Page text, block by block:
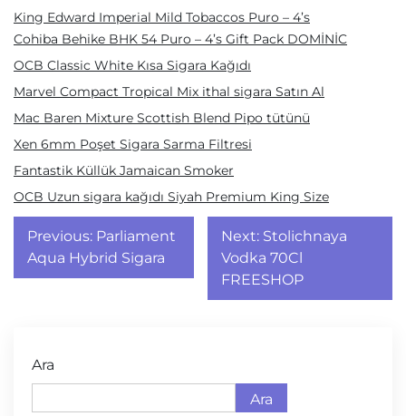
King Edward Imperial Mild Tobaccos Puro – 4’s
Cohiba Behike BHK 54 Puro – 4’s Gift Pack DOMİNİC
OCB Classic White Kısa Sigara Kağıdı
Marvel Compact Tropical Mix ithal sigara Satın Al
Mac Baren Mixture Scottish Blend Pipo tütünü
Xen 6mm Poşet Sigara Sarma Filtresi
Fantastik Küllük Jamaican Smoker
OCB Uzun sigara kağıdı Siyah Premium King Size
Yazı
gezinmesi
Previous: Parliament
Aqua Hybrid Sigara
Next: Stolichnaya
Vodka 70Cl
FREESHOP
Ara
Ara